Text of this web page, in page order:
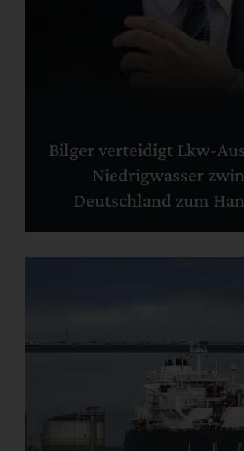
Bilger verteidigt Lkw-
Niedrigwasser
Deutschland zum